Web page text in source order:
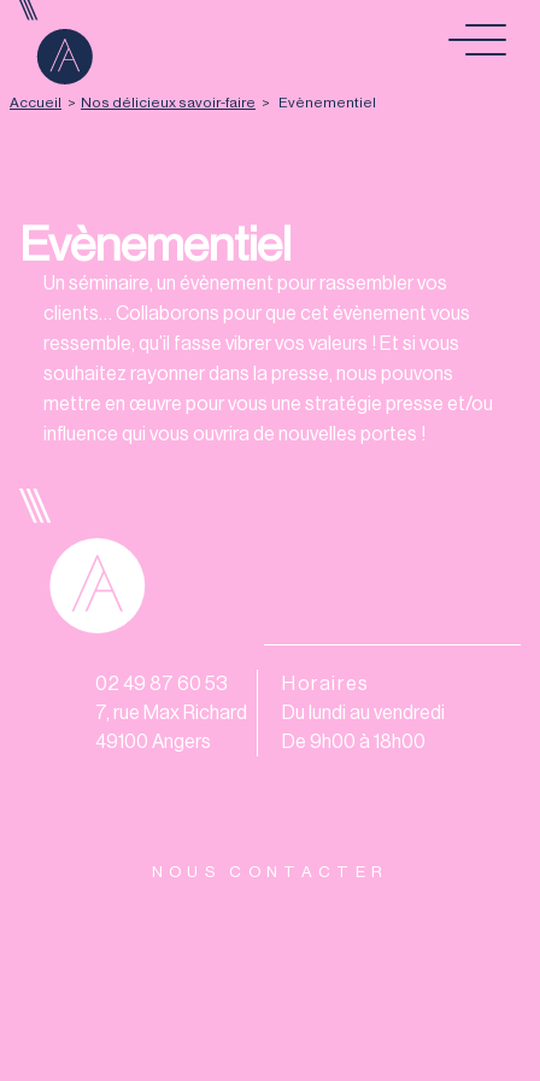
Aller au contenu
Accueil > Nos délicieux savoir-faire > Evènementiel
Evènementiel
Un séminaire, un évènement pour rassembler vos
clients… Collaborons pour que cet évènement vous
ressemble, qu’il fasse vibrer vos valeurs ! Et si vous
souhaitez rayonner dans la presse, nous pouvons
mettre en œuvre pour vous une stratégie presse et/ou
influence qui vous ouvrira de nouvelles portes !
02 49 87 60 53
7, rue Max Richard
49100 Angers
Horaires
Du lundi au vendredi
De 9h00 à 18h00
NOUS CONTACTER